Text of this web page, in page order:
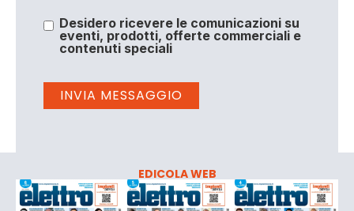
Desidero ricevere le comunicazioni su
eventi, prodotti, offerte commerciali e
contenuti speciali
EDICOLA WEB